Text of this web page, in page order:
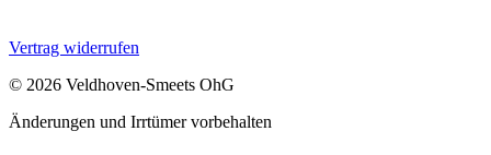
Vertrag widerrufen
© 2026 Veldhoven-Smeets OhG
Änderungen und Irrtümer vorbehalten